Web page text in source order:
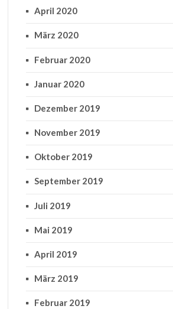
April 2020
März 2020
Februar 2020
Januar 2020
Dezember 2019
November 2019
Oktober 2019
September 2019
Juli 2019
Mai 2019
April 2019
März 2019
Februar 2019